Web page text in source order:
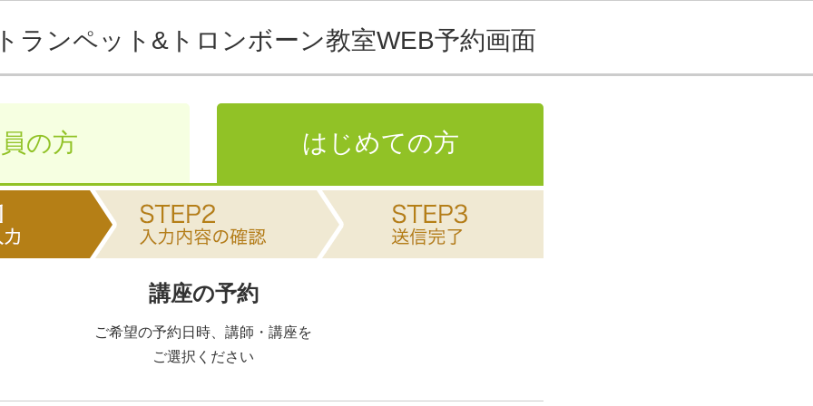
ランペット&トロンボーン教室WEB予約画面
の方 はじめての方
講座の予約
ご希望の予約日時、講師・講座を
ご選択ください